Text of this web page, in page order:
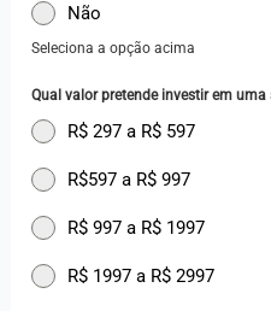
Não
Seleciona a opção acima
Qual valor pretende investir em
R$ 297 a R$ 597
R$597 a R$ 997
R$ 997 a R$ 1997
R$ 1997 a R$ 2997